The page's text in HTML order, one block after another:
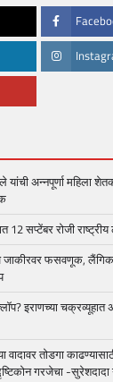
यांची अन्नपूर्णा महिला
12 सप्टेंबर रोजी
जाकीरवर फसवणूक,
इराणच्या
वादावर तोडगा
गरजेचा -सुरेशदादा